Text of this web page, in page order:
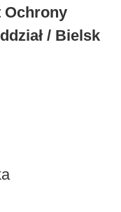
Ochrony
/ Bielsk